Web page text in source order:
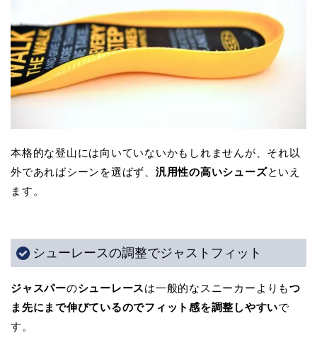
本格的な登山には向いていないかもしれませんが、それ以
外であればシーンを選ばず、 汎用性の高いシューズといえ
ます。
シューレースの調整でジャストフィット
ジャスパーのシューレースは一般的なスニーカーよりもつ
ま先にまで伸びているのでフィット感を調整しやすいで
す。